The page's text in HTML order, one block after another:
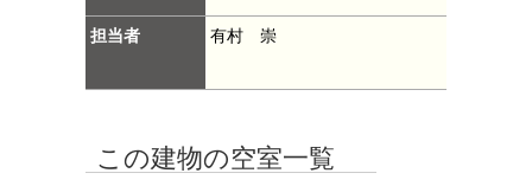
担当者 有村 崇
この建物の空室一覧